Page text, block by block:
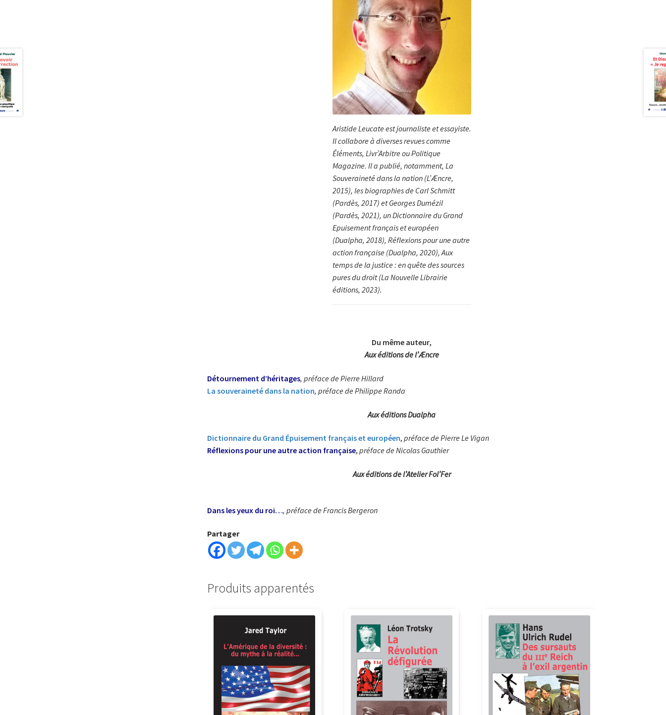
Aristide Leucate est journaliste et essayiste.
Il collabore à diverses revues comme
Éléments, Livr’Arbitre ou Politique
Magazine. Il a publié, notamment, La
Souveraineté dans la nation (L’Æncre,
2015), les biographies de Carl Schmitt
(Pardès, 2017) et Georges Dumézil
(Pardès, 2021), un Dictionnaire du Grand
Epuisement français et européen
(Dualpha, 2018), Réflexions pour une autre
action française (Dualpha, 2020), Aux
temps de la justice : en quête des sources
pures du droit (La Nouvelle Librairie
éditions, 2023).
Du même auteur,
Aux éditions de l’Æncre
Détournement d’héritages, préface de Pierre Hillard
La souveraineté dans la nation, préface de Philippe Randa
Aux éditions Dualpha
Dictionnaire du Grand Épuisement français et européen, préface de Pierre Le Vigan
Réflexions pour une autre action française, préface de Nicolas Gauthier
Aux éditions de l’Atelier Fol’Fer
Dans les yeux du roi…, préface de Francis Bergeron
Partager
Produits apparentés